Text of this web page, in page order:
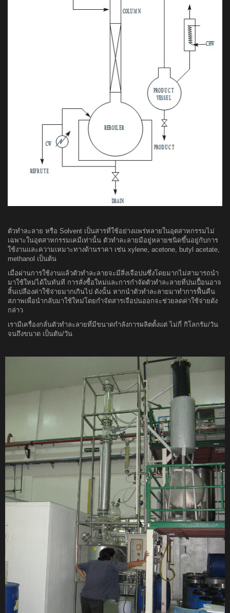
ตัวทำละลาย หรือ Solvent เป็นสารที่ใช้อย่างแพร่หลายในอุตสาหกรรมไม่
เฉพาะในอุตสาหกรรมเคมีเท่านั้น ตัวทำละลายมีอยู่หลายชนิดขึ้นอยู่กับการ
ใช้งานและความเหมาะทางด้านราคา เช่น xylene, acetone, butyl acetate,
methanol เป็นต้น
เมื่อผ่านการใช้งานแล้วตัวทำละลายจะมีสิ่งเจือปนซึ่งโดยมากไม่สามารถนำ
มาใช้ใหม่ได้ในทันที การสั่งซื้อใหม่และการกำจัดตัวทำละลายที่ปนเปื้อนอาจ
สิ้นเปลืองค่าใช้จ่ายมากเกินไป ดังนั้น หากนำตัวทำละลายมาทำการฟื้นคืน
สภาพเพื่อนำกลับมาใช้ใหม่โดยกำจัดสารเจือปนออกจะช่วยลดค่าใช้จ่ายดัง
กล่าว
เรามีเครื่องกลั่นตัวทำละลายที่มีขนาดกำลังการผลิตตั้งแต่ ไม่กี่ กิโลกรัม/วัน
จนถึงขนาด เป็นตัน/วัน